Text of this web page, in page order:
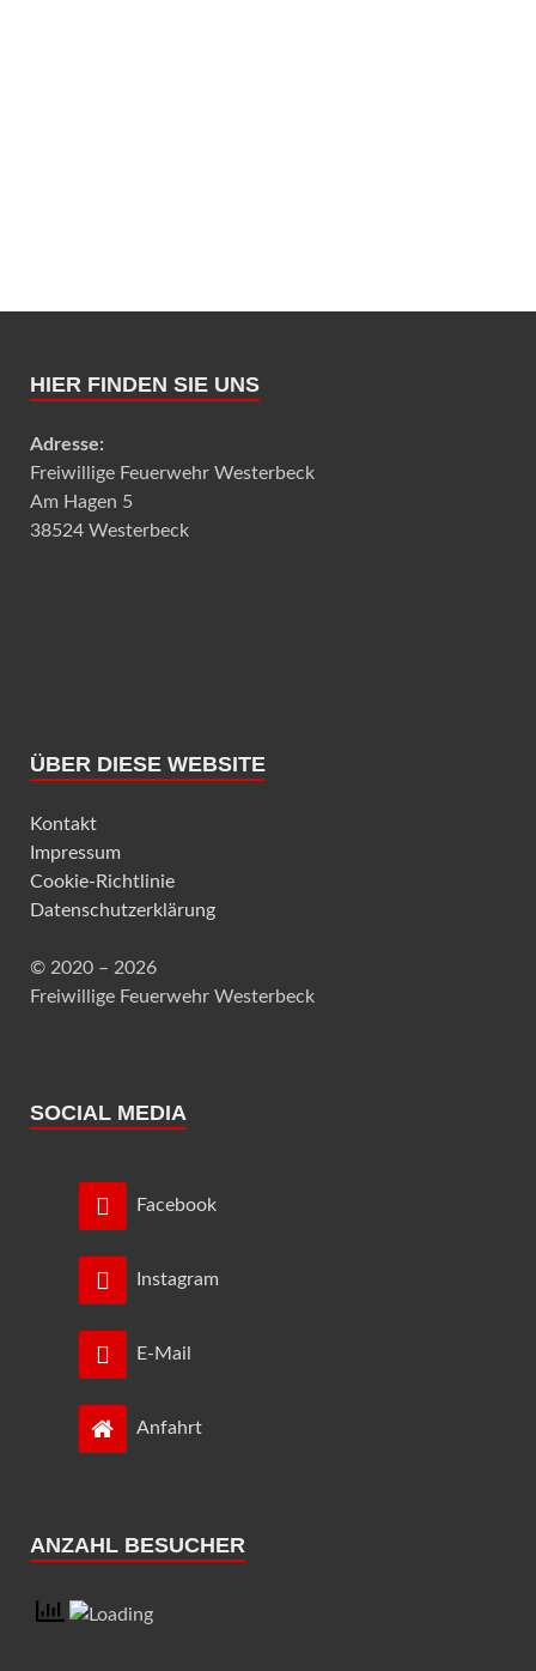
HIER FINDEN SIE UNS
Adresse:
Freiwillige Feuerwehr Westerbeck
Am Hagen 5
38524 Westerbeck
ÜBER DIESE WEBSITE
Kontakt
Impressum
Cookie-Richtlinie
Datenschutzerklärung
© 2020 – 2026
Freiwillige Feuerwehr Westerbeck
SOCIAL MEDIA
Facebook
Instagram
E-Mail
Anfahrt
ANZAHL BESUCHER